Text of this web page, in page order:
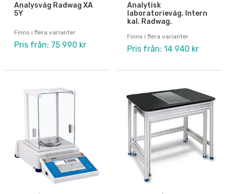
Analysvåg Radwag XA
5Y
Finns i flera varianter
Pris från: 75 990 kr
Analytisk
laboratorievåg. Intern
kal. Radwag.
Finns i flera varianter
Pris från: 14 940 kr